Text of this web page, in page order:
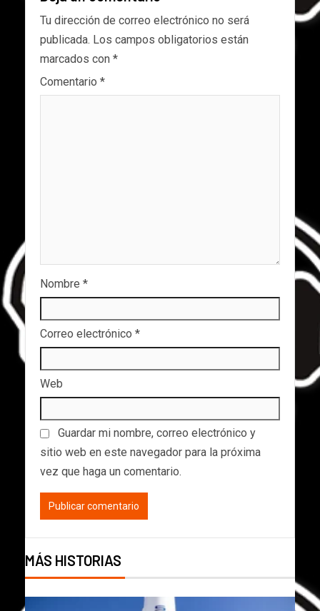
Tu dirección de correo electrónico no será
publicada. Los campos obligatorios están
marcados con *
Comentario *
Nombre *
Correo electrónico *
Web
Guardar mi nombre, correo electrónico y
sitio web en este navegador para la próxima
vez que haga un comentario.
MÁS HISTORIAS